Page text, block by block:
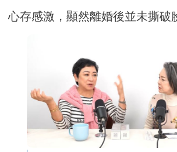
心存感激，顯然離婚後並未撕破